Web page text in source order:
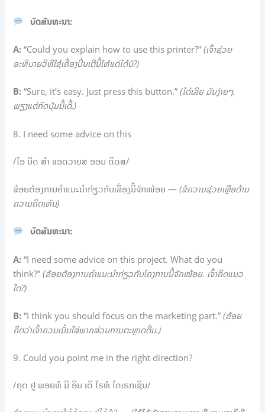
ບົດສົນທະນາ:
A: “Could you explain how to use this printer?”(ເຈົ້າຊ່ວຍ
ອະທິບາຍວິທີໃຊ້ເຄື່ອງປິ່ນເຕີນີ້ໃຫ້ແດ່ໄດ້ບໍ?)
B: “Sure, it’s easy. Just press this button.”(ໄດ້ເລີຍ ມັນງ່າຍໆ.
ພຽງແຕ່ກົດປຸ່ມນີ້ເດີ້.)
8. I need some advice on this
/ໄອ ນີດ ສຳ ແອດວາຍສ ອອນ ດິດສ/
ຂ້ອຍຕ້ອງການຄຳແນະນຳກ່ຽວກັບເລື່ອງນີ້ຈັກໜ້ອຍ —(ຂໍຄວາມຊ່ວຍເຫຼືອດ້ານ
ຄວາມຄິດເຫັນ)
ບົດສົນທະນາ:
A: “I need some advice on this project. What do you
think?”(ຂ້ອຍຕ້ອງການຄຳແນະນຳກ່ຽວກັບໂຄງການນີ້ຈັກໜ້ອຍ. ເຈົ້າຄິດແນວ
ໃດ?)
B: “I think you should focus on the marketing part.”(ຂ້ອຍ
ຄິດວ່າເຈົ້າຄວນເນັ້ນໃສ່ພາກສ່ວນການຕະຫຼາດຕື່ມ.)
9. Could you point me in the right direction?
/ຄຸດ ຢູ ພອຍທ໌ ມີ ອິນ ເດິ ໄຣທ໌ ໄດເຣກເຊິນ/